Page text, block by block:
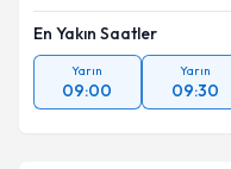
En Yakın Saatler
Yarın
09:00
Yarın
09:30